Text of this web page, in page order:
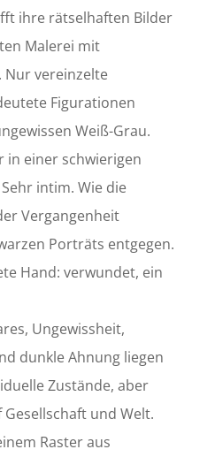
ihre rätselhaften Bilder
Malerei mit
Nur vereinzelte
Figurationen
Weiß-Grau.
in einer schwierigen
intim. Wie die
Vergangenheit
Porträts entgegen.
Hand: verwundet, ein
Ungewissheit,
dunkle Ahnung liegen
Zustände, aber
und Welt.
Raster aus